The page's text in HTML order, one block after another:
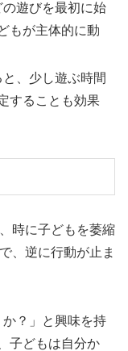
遊びを最初に始
もが主体的に動
、少し遊ぶ時間
することも効果
時に子どもを萎縮
、逆に行動が止ま
？」と興味を持
子どもは自分か